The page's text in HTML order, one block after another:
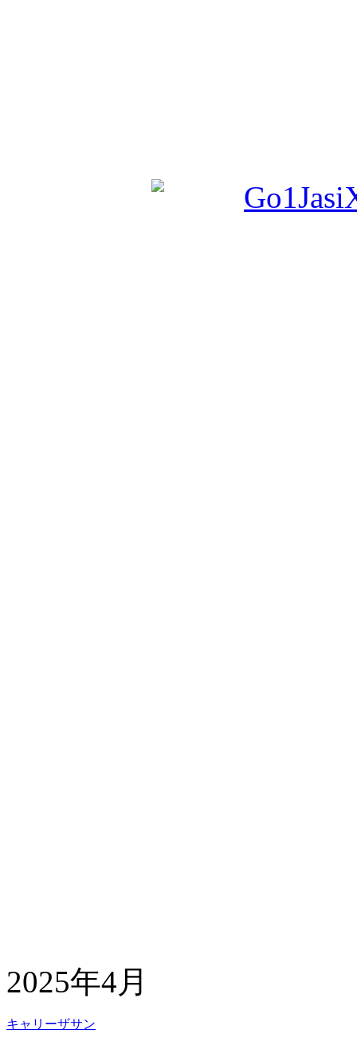
2025年4月
キャリーザサン